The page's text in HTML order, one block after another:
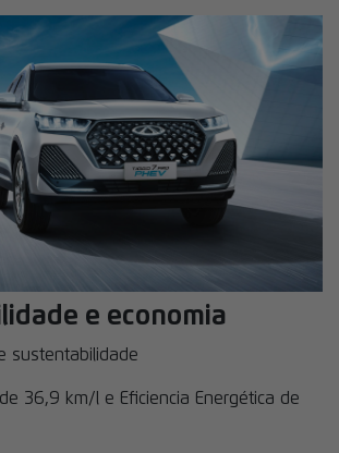
e economia
sustentabilidade
36,9 km/l e Eficiencia Energética de